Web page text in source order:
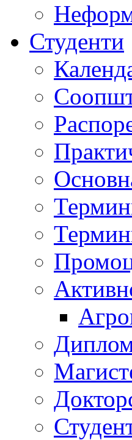
Студенти